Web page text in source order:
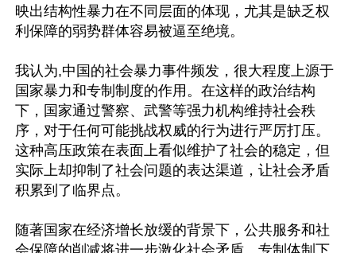
映出结构性暴力在不同层面的体现，尤其是缺乏权
利保障的弱势群体容易被逼至绝境。
我认为,中国的社会暴力事件频发，很大程度上源于
国家暴力和专制制度的作用。在这样的政治结构
下，国家通过警察、武警等强力机构维持社会秩
序，对于任何可能挑战权威的行为进行严厉打压。
这种高压政策在表面上看似维护了社会的稳定，但
实际上却抑制了社会问题的表达渠道，让社会矛盾
积累到了临界点。
随著国家在经济增长放缓的背景下，公共服务和社
会保障的削减将进一步激化社会矛盾。专制体制下